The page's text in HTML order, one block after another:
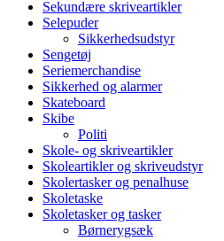
Sekundære skriveartikler
Selepuder
Sikkerhedsudstyr
Sengetøj
Seriemerchandise
Sikkerhed og alarmer
Skateboard
Skibe
Politi
Skole- og skriveartikler
Skoleartikler og skriveudstyr
Skolertasker og penalhuse
Skoletaske
Skoletasker og tasker
Børnerygsæk